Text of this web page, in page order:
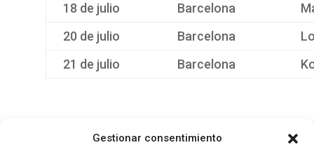
Gestionar consentimiento
18 de julio
Barcelona
20 de julio
Barcelona
21 de julio
Barcelona